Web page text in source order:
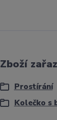
Zboží
Prostírání
Kolečko s